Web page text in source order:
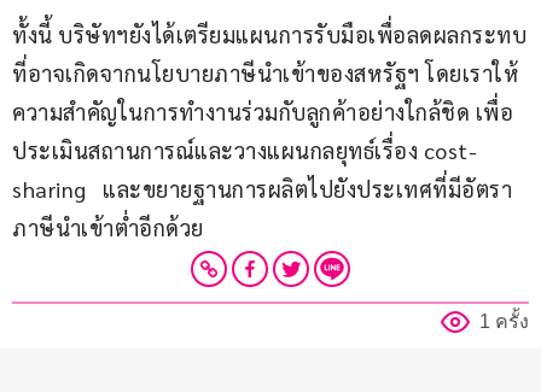
ทั้งนี้ บริษัทฯยังได้เตรียมแผนการรับมือเพื่อลดผลกระทบ
ที่อาจเกิดจากนโยบายภาษีนำเข้าของสหรัฐฯ โดยเราให้
ความสำคัญในการทำงานร่วมกับลูกค้าอย่างใกล้ชิด เพื่อ
ประเมินสถานการณ์และวางแผนกลยุทธ์เรื่อง cost-
sharing   และขยายฐานการผลิตไปยังประเทศที่มีอัตรา
ภาษีนำเข้าต่ำอีกด้วย
1 ครั้ง